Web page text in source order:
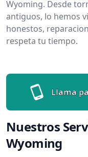
Wyoming. Desde
antiguos, lo hemos
honestos,
respeta tu tiempo.
Llama
Nuestros
Wyoming